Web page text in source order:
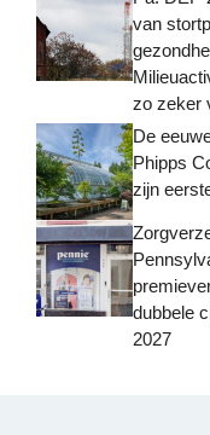
van
zo zeker
De
Phipps
zijn
dubbele
2027